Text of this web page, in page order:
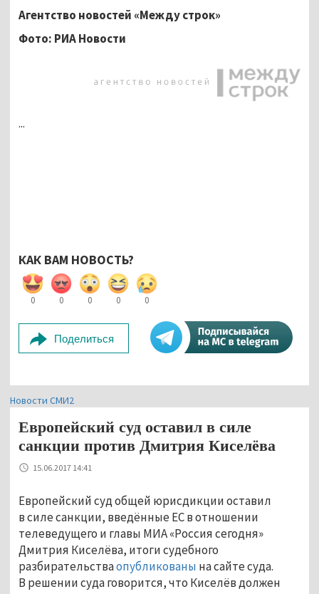
Агентство новостей «Между строк»
Фото: РИА Новости
...
КАК ВАМ НОВОСТЬ?
0 0 0 0 0
Поделиться
Новости СМИ2
Европейский суд оставил в силе
санкции против Дмитрия Киселёва
15.06.2017 14:41
Европейский суд общей юрисдикции оставил
в силе санкции, введённые ЕС в отношении
телеведущего и главы МИА «Россия сегодня»
Дмитрия Киселёва, итоги судебного
разбирательстваопубликованы на сайте суда.
В решении суда говорится, что Киселёв должен